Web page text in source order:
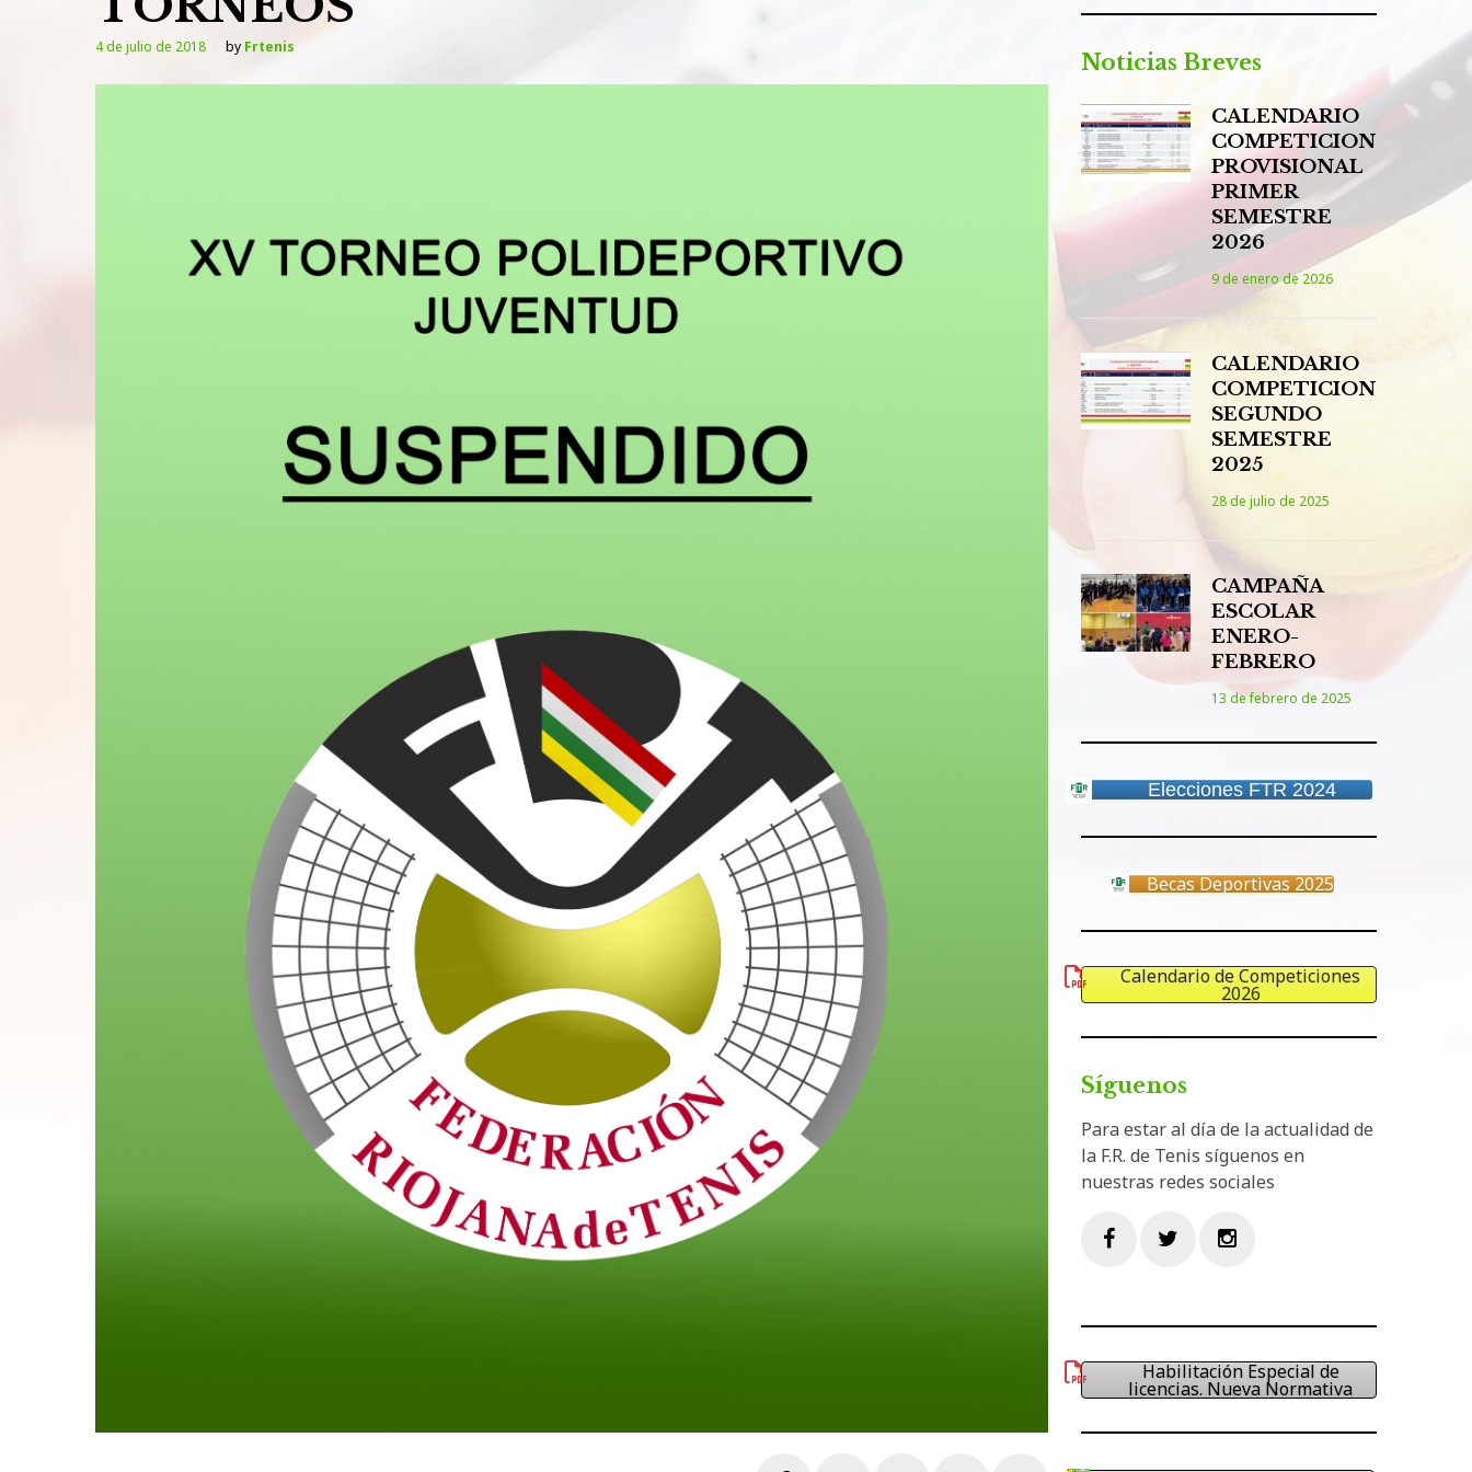
4 de julio de 2018 by Frtenis
Noticias Breves
CALENDARIO
COMPETICION
PROVISIONAL
PRIMER
SEMESTRE
2026
9 de enero de 2026
CALENDARIO
COMPETICION
SEGUNDO
SEMESTRE
2025
28 de julio de 2025
CAMPAÑA
ESCOLAR
ENERO-
FEBRERO
13 de febrero de 2025
Elecciones FTR 2024
Becas Deportivas 2025
Calendario de Competiciones
2026
Síguenos
Para estar al día de la actualidad de
la F.R. de Tenis síguenos en
nuestras redes sociales
Habilitación Especial de
licencias. Nueva Normativa